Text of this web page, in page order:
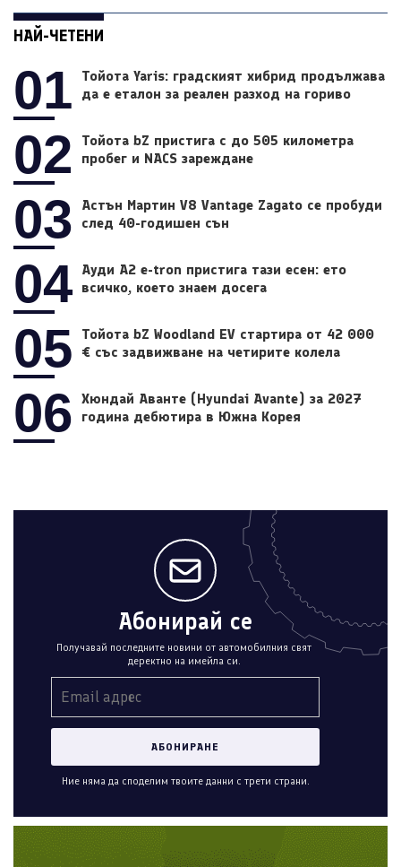
НАЙ-ЧЕТЕНИ
01
Тойота Yaris: градският хибрид продължава
да е еталон за реален разход на гориво
02
Тойота bZ пристига с до 505 километра
пробег и NACS зареждане
03
Астън Мартин V8 Vantage Zagato се пробуди
след 40-годишен сън
04 Ауди A2 e-tron пристига тази есен: ето
всичко, което знаем досега
05
Тойота bZ Woodland EV стартира от 42 000
€ със задвижване на четирите колела
06
Хюндай Аванте (Hyundai Avante) за 2027
година дебютира в Южна Корея
Абонирай се
Получавай последните новини от автомобилния свят
деректно на имейла си.
Ние няма да споделим твоите данни с трети страни.